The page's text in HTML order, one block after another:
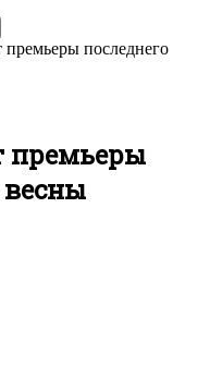
премьеры последнего
премьеры
весны